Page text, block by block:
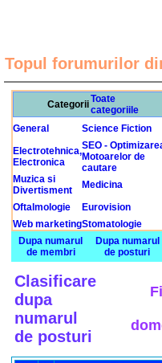
Topul forumurilor
CategoriiToate
categoriile
General
Science Fiction
Electrotehnica,
Electronica
SEO -
Motoarelor de
cautare
Muzica si
Divertisment
Medicina
Oftalmologie
Eurovision
Web marketingStomatologie
Dupa numarul
de membri
Dupa numarul
de posturi
Clasificare
dupa
numarul
de posturi